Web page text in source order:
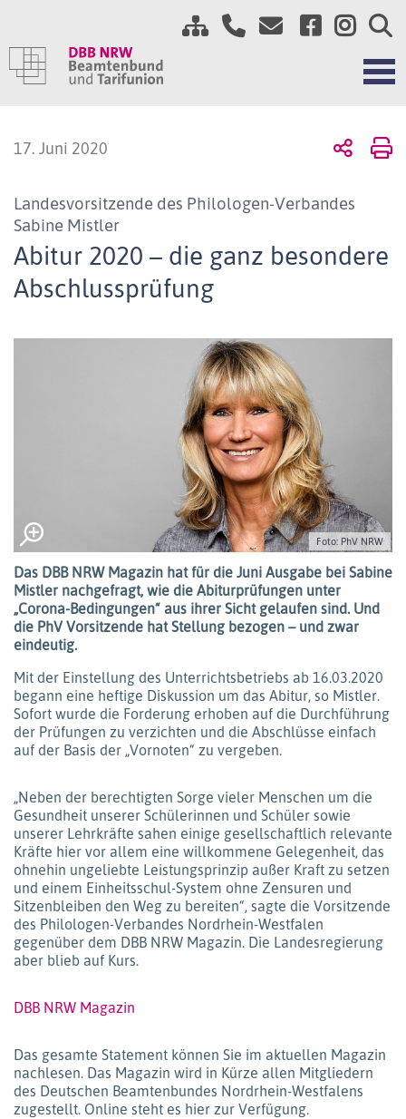
Landesvorsitzende des Philologen-Verbandes
Sabine Mistler
Abitur 2020 – die ganz besondere
Abschlussprüfung
Foto: PhV NRW
17. Juni 2020
Das DBB NRW Magazin hat für die Juni Ausgabe bei Sabine
Mistler nachgefragt, wie die Abiturprüfungen unter
„Corona-Bedingungen“ aus ihrer Sicht gelaufen sind. Und
die PhV Vorsitzende hat Stellung bezogen – und zwar
eindeutig.
Mit der Einstellung des Unterrichtsbetriebs ab 16.03.2020
begann eine heftige Diskussion um das Abitur, so Mistler.
Sofort wurde die Forderung erhoben auf die Durchführung
der Prüfungen zu verzichten und die Abschlüsse einfach
auf der Basis der „Vornoten“ zu vergeben.
„Neben der berechtigten Sorge vieler Menschen um die
Gesundheit unserer Schülerinnen und Schüler sowie
unserer Lehrkräfte sahen einige gesellschaftlich relevante
Kräfte hier vor allem eine willkommene Gelegenheit, das
ohnehin ungeliebte Leistungsprinzip außer Kraft zu setzen
und einem Einheitsschul-System ohne Zensuren und
Sitzenbleiben den Weg zu bereiten“, sagte die Vorsitzende
des Philologen-Verbandes Nordrhein-Westfalen
gegenüber dem DBB NRW Magazin. Die Landesregierung
aber blieb auf Kurs.
DBB NRW Magazin
Das gesamte Statement können Sie im aktuellen Magazin
nachlesen. Das Magazin wird in Kürze allen Mitgliedern
des Deutschen Beamtenbundes Nordrhein-Westfalens
zugestellt. Online steht es hier zur Verfügung.